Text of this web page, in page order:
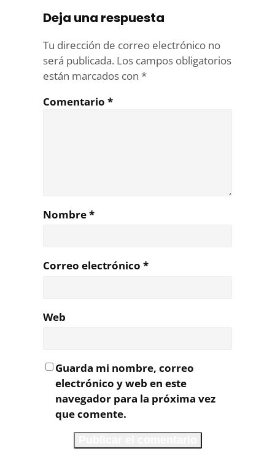
Deja una respuesta
Tu dirección de correo electrónico no
será publicada. Los campos obligatorios
están marcados con *
Comentario *
Nombre*
Correo electrónico *
Web
Guarda mi nombre, correo
electrónico y web en este
navegador para la próxima vez
que comente.